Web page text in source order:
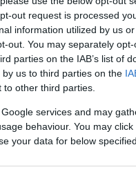
out request is processed
information utilized by us
out. You may separately
parties on the IAB’s list of
us to third parties on the
other third parties.
services and may
behaviour. You may
your data for below
λειτουργεί από το
κατάρτισης και
τους από την
υπηρεσιών στην